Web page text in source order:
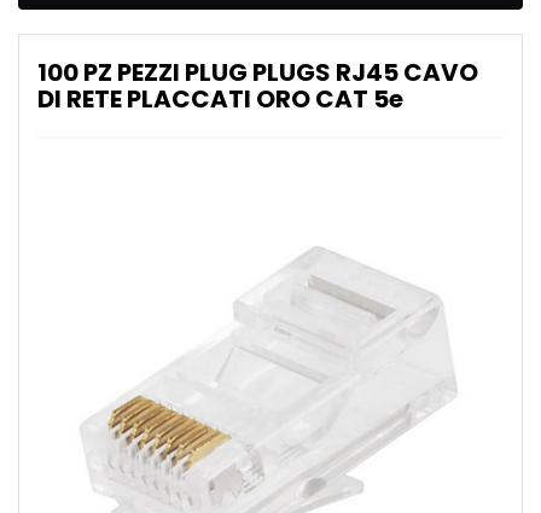
100 PZ PEZZI PLUG PLUGS RJ45 CAVO
DI RETE PLACCATI ORO CAT 5e